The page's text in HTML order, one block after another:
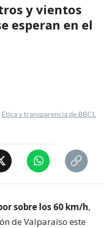
y vientos
esperan en el
Ética y transparencia de BBCL
sobre los 60 km/h,
de Valparaíso este